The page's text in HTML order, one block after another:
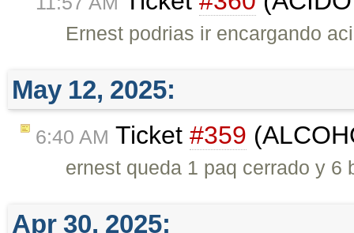
Ernest podrias ir encargando
May 12, 2025:
6:40 AM Ticket #359
ernest queda 1 paq cerrado y
Apr 30, 2025: